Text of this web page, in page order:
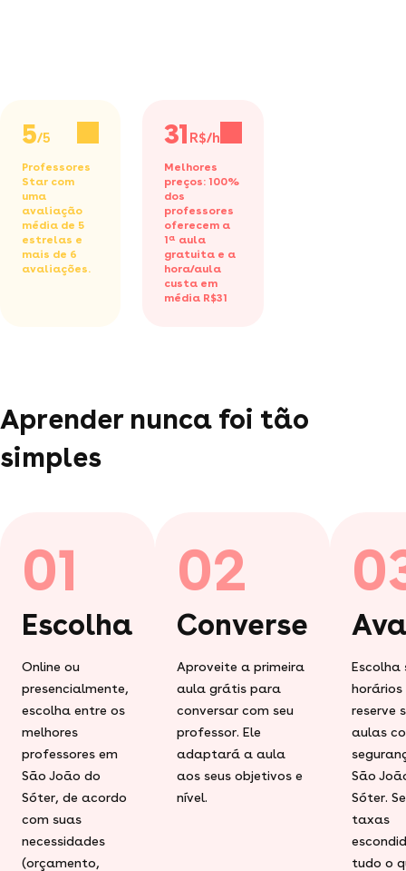
5/5
Professores
Star com
uma
avaliação
média de 5
estrelas e
mais de 6
avaliações.
31 R$/h
Melhores
preços: 100%
dos
professores
oferecem a
1ª aula
gratuita e a
hora/aula
custa em
média R$31
Aprender nunca foi tão
simples
01
Escolha
Online ou
presencialmente,
escolha entre os
melhores
professores em
São João do
Sóter, de acordo
com suas
necessidades
(orçamento,
02
Converse
Aproveite a primeira
aula grátis para
conversar com seu
professor. Ele
adaptará a aula
aos seus objetivos e
nível.
Escolha
horários
reserve
aulas
São
Sóter.
taxas
tudo o